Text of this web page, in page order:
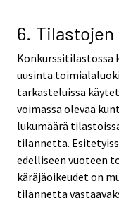
6.
Konkurssitilastossa
uusinta
tarkasteluissa
voimassa olevaa
lukumäärä
tilannetta.
edelliseen vuoteen
käräjäoikeudet on
tilannetta